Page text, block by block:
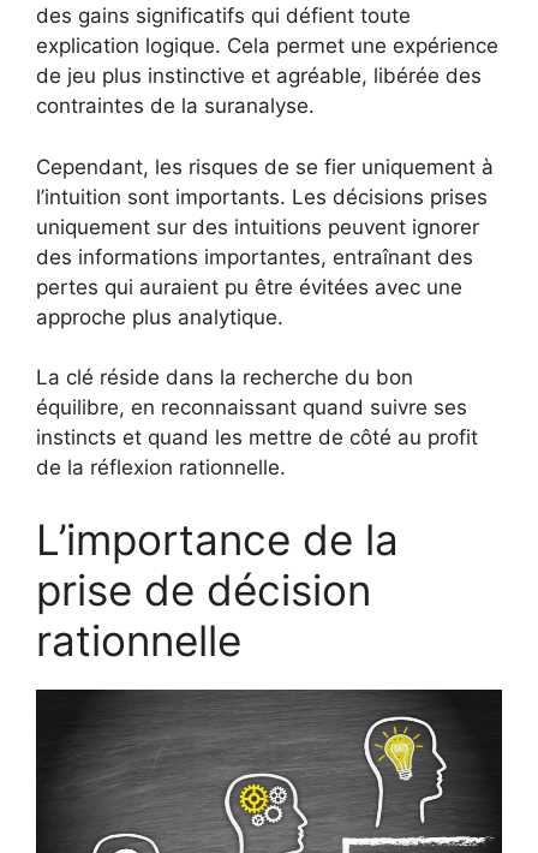
des gains significatifs qui défient toute
explication logique. Cela permet une expérience
de jeu plus instinctive et agréable, libérée des
contraintes de la suranalyse.
Cependant, les risques de se fier uniquement à
l’intuition sont importants. Les décisions prises
uniquement sur des intuitions peuvent ignorer
des informations importantes, entraînant des
pertes qui auraient pu être évitées avec une
approche plus analytique.
La clé réside dans la recherche du bon
équilibre, en reconnaissant quand suivre ses
instincts et quand les mettre de côté au profit
de la réflexion rationnelle.
L’importance de la
prise de décision
rationnelle